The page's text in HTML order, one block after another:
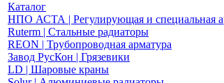
Каталог
НПО АСТА | Регулирующая и специальная
Ruterm | Стальные радиаторы
REON | Трубопроводная арматура
Завод РусКон | Грязевики
LD | Шаровые краны